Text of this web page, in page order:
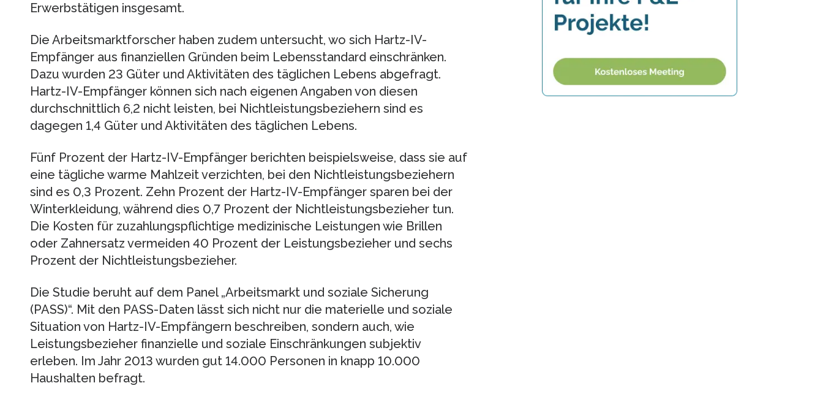
Erwerbstätigen insgesamt.
Die Arbeitsmarktforscher haben zudem untersucht, wo sich Hartz-IV-
Empfänger aus finanziellen Gründen beim Lebensstandard einschränken.
Dazu wurden 23 Güter und Aktivitäten des täglichen Lebens abgefragt.
Hartz-IV-Empfänger können sich nach eigenen Angaben von diesen
durchschnittlich 6,2 nicht leisten, bei Nichtleistungsbeziehern sind es
dagegen 1,4 Güter und Aktivitäten des täglichen Lebens.
Fünf Prozent der Hartz-IV-Empfänger berichten beispielsweise, dass sie auf
eine tägliche warme Mahlzeit verzichten, bei den Nichtleistungsbeziehern
sind es 0,3 Prozent. Zehn Prozent der Hartz-IV-Empfänger sparen bei der
Winterkleidung, während dies 0,7 Prozent der Nichtleistungsbezieher tun.
Die Kosten für zuzahlungspflichtige medizinische Leistungen wie Brillen
oder Zahnersatz vermeiden 40 Prozent der Leistungsbezieher und sechs
Prozent der Nichtleistungsbezieher.
Die Studie beruht auf dem Panel „Arbeitsmarkt und soziale Sicherung
(PASS)“. Mit den PASS-Daten lässt sich nicht nur die materielle und soziale
Situation von Hartz-IV-Empfängern beschreiben, sondern auch, wie
Leistungsbezieher finanzielle und soziale Einschränkungen subjektiv
erleben. Im Jahr 2013 wurden gut 14.000 Personen in knapp 10.000
Haushalten befragt.